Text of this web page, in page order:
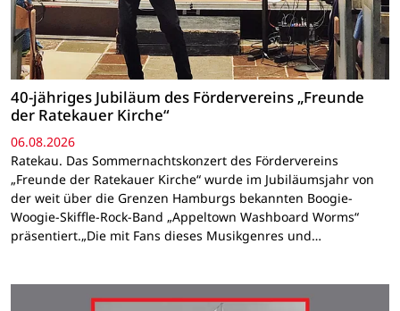
40-jähriges Jubiläum des Fördervereins „Freunde
der Ratekauer Kirche“
06.08.2026
Ratekau. Das Sommernachtskonzert des Fördervereins
„Freunde der Ratekauer Kirche“ wurde im Jubiläumsjahr von
der weit über die Grenzen Hamburgs bekannten Boogie-
Woogie-Skiffle-Rock-Band „Appeltown Washboard Worms“
präsentiert.„Die mit Fans dieses Musikgenres und…